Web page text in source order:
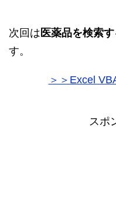
次回は 医薬品を検索
す。
＞＞Excel
スポ